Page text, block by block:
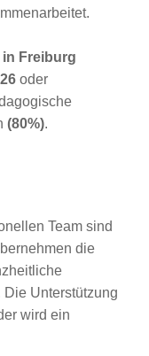
Freiburg
oder
(80%).
Team sind
die
Unterstützung
wird ein